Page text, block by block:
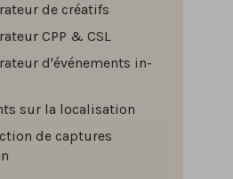
de créatifs
CPP & CSL
d'événements in-
sur la localisation
de captures